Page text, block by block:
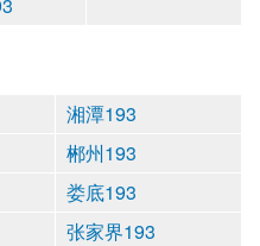
湘潭193
郴州193
娄底193
张家界193